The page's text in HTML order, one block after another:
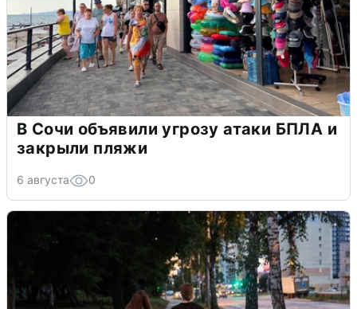
В Сочи объявили угрозу атаки БПЛА и
закрыли пляжи
6 августа 0